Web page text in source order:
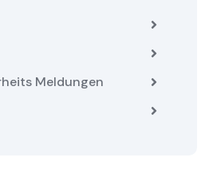
Meldungen